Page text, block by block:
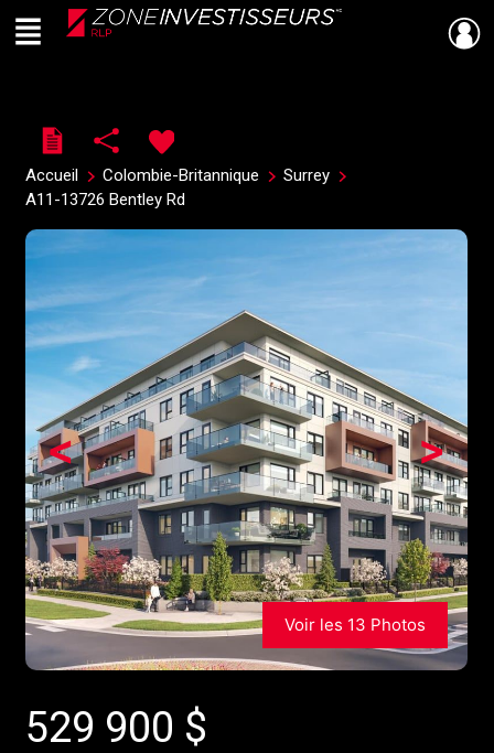
Live
En Direct
Menu
Accueil Colombie-Britannique
Surrey
A11-13726 Bentley Rd
>
<
Voir les 13 Photos
529 900 $